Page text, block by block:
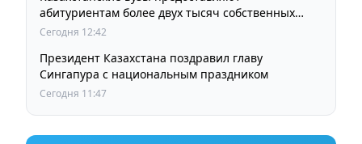
абитуриентам более двух тысяч собственных
образовательных грантов
Сегодня 12:42
Президент Казахстана поздравил главу
Сингапура с национальным праздником
Сегодня 11:47